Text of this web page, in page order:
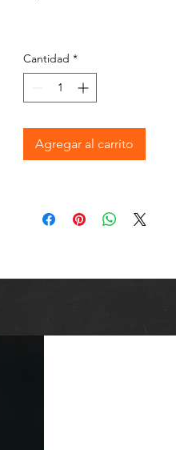
Cantidad *
Agregar al carrito